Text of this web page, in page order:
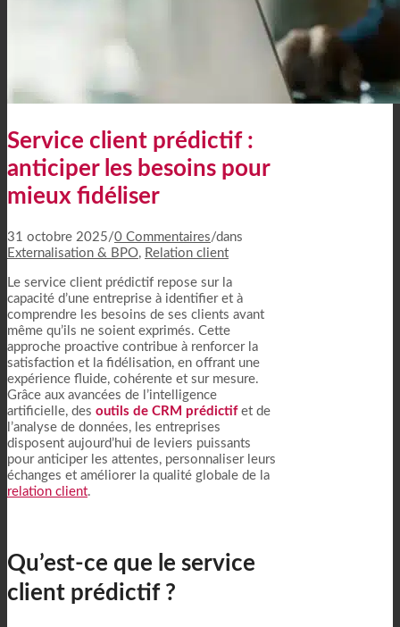
Service client prédictif :
anticiper les besoins pour
mieux fidéliser
31 octobre 2025/0 Commentaires/dans
Externalisation & BPO, Relation client
Le service client prédictif repose sur la
capacité d’une entreprise à identifier et à
comprendre les besoins de ses clients avant
même qu’ils ne soient exprimés. Cette
approche proactive contribue à renforcer la
satisfaction et la fidélisation, en offrant une
expérience fluide, cohérente et sur mesure.
Grâce aux avancées de l’intelligence
artificielle, des outils de CRM prédictifet de
l’analyse de données, les entreprises
disposent aujourd’hui de leviers puissants
pour anticiper les attentes, personnaliser leurs
échanges et améliorer la qualité globale de la
relation client.
Qu’est-ce que le service
client prédictif ?